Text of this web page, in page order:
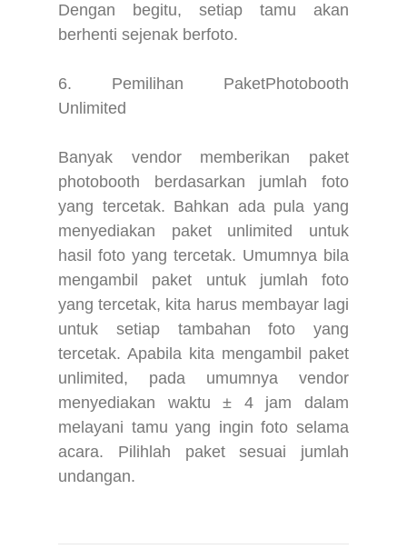
Dengan begitu, setiap tamu akan
berhenti sejenak berfoto.
6. Pemilihan PaketPhotobooth
Unlimited
Banyak vendor memberikan paket
photobooth berdasarkan jumlah foto
yang tercetak. Bahkan ada pula yang
menyediakan paket unlimited untuk
hasil foto yang tercetak. Umumnya bila
mengambil paket untuk jumlah foto
yang tercetak, kita harus membayar lagi
untuk setiap tambahan foto yang
tercetak. Apabila kita mengambil paket
unlimited, pada umumnya vendor
menyediakan waktu ± 4 jam dalam
melayani tamu yang ingin foto selama
acara. Pilihlah paket sesuai jumlah
undangan.